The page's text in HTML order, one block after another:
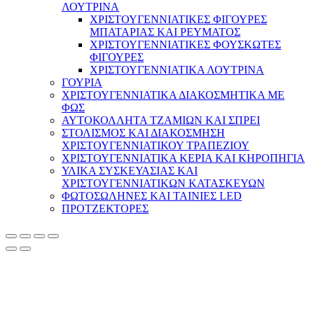
ΛΟΥΤΡΙΝΑ
ΧΡΙΣΤΟΥΓΕΝΝΙΑΤΙΚΕΣ ΦΙΓΟΥΡΕΣ
ΜΠΑΤΑΡΙΑΣ ΚΑΙ ΡΕΥΜΑΤΟΣ
ΧΡΙΣΤΟΥΓΕΝΝΙΑΤΙΚΕΣ ΦΟΥΣΚΩΤΕΣ
ΦΙΓΟΥΡΕΣ
ΧΡΙΣΤΟΥΓΕΝΝΙΑΤΙΚΑ ΛΟΥΤΡΙΝΑ
ΓΟΥΡΙΑ
ΧΡΙΣΤΟΥΓΕΝΝΙΑΤΙΚΑ ΔΙΑΚΟΣΜΗΤΙΚΑ ΜΕ
ΦΩΣ
ΑΥΤΟΚΟΛΛΗΤΑ ΤΖΑΜΙΩΝ ΚΑΙ ΣΠΡΕΙ
ΣΤΟΛΙΣΜΟΣ ΚΑΙ ΔΙΑΚΟΣΜΗΣΗ
ΧΡΙΣΤΟΥΓΕΝΝΙΑΤΙΚΟΥ ΤΡΑΠΕΖΙΟΥ
ΧΡΙΣΤΟΥΓΕΝΝΙΑΤΙΚΑ ΚΕΡΙΑ ΚΑΙ ΚΗΡΟΠΗΓΙΑ
ΥΛΙΚΑ ΣΥΣΚΕΥΑΣΙΑΣ ΚΑΙ
ΧΡΙΣΤΟΥΓΕΝΝΙΑΤΙΚΩΝ ΚΑΤΑΣΚΕΥΩΝ
ΦΩΤΟΣΩΛΗΝΕΣ ΚΑΙ ΤΑΙΝΙΕΣ LED
ΠΡΟΤΖΕΚΤΟΡΕΣ